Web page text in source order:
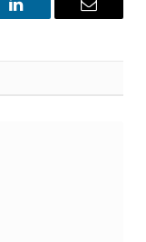
LinkedIn Email